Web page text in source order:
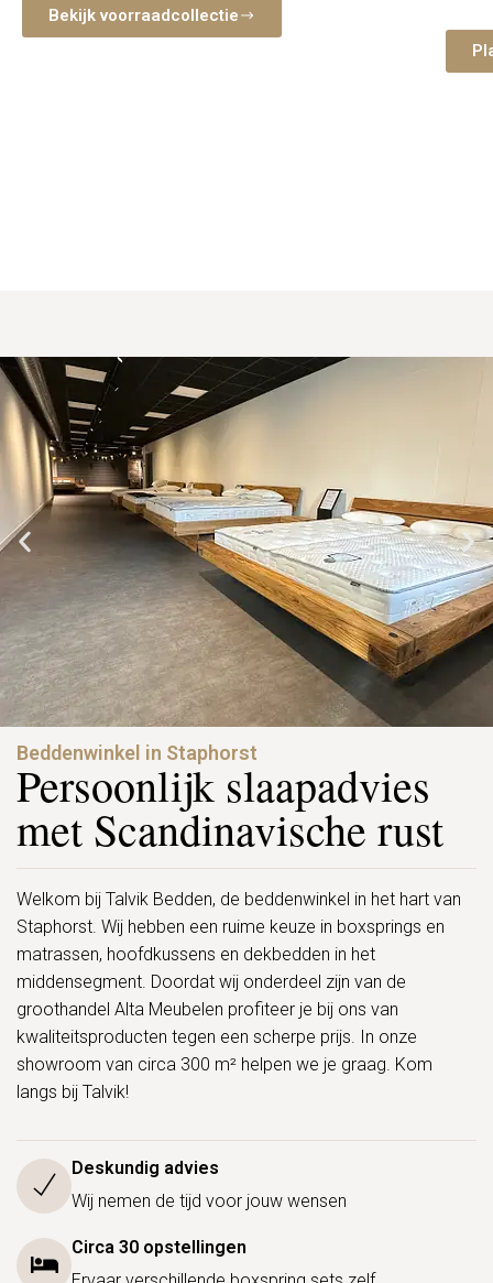
Bekijk voorraadcollectie
Beddenwinkel in Staphorst
Persoonlijk slaapadvies
met Scandinavische rust
Welkom bij Talvik Bedden, de beddenwinkel in het hart van
Staphorst. Wij hebben een ruime keuze in boxsprings en
matrassen, hoofdkussens en dekbedden in het
middensegment. Doordat wij onderdeel zijn van de
groothandel Alta Meubelen profiteer je bij ons van
kwaliteitsproducten tegen een scherpe prijs. In onze
showroom van circa 300 m² helpen we je graag. Kom
langs bij Talvik!
Deskundig advies
Wij nemen de tijd voor jouw wensen
Circa 30 opstellingen